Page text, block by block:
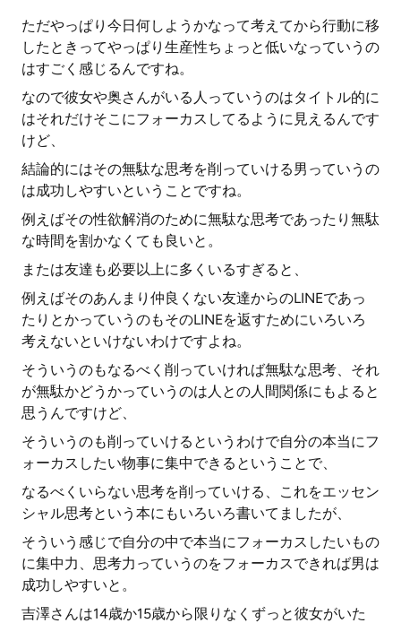
ただやっぱり今日何しようかなって考えてから行動に移
したときってやっぱり生産性ちょっと低いなっていうの
はすごく感じるんですね。
なので彼女や奥さんがいる人っていうのはタイトル的に
はそれだけそこにフォーカスしてるように見えるんです
けど、
結論的にはその無駄な思考を削っていける男っていうの
は成功しやすいということですね。
例えばその性欲解消のために無駄な思考であったり無駄
な時間を割かなくても良いと。
または友達も必要以上に多くいるすぎると、
例えばそのあんまり仲良くない友達からのLINEであっ
たりとかっていうのもそのLINEを返すためにいろいろ
考えないといけないわけですよね。
そういうのもなるべく削っていければ無駄な思考、それ
が無駄かどうかっていうのは人との人間関係にもよると
思うんですけど、
そういうのも削っていけるというわけで自分の本当にフ
ォーカスしたい物事に集中できるということで、
なるべくいらない思考を削っていける、これをエッセン
シャル思考という本にもいろいろ書いてましたが、
そういう感じで自分の中で本当にフォーカスしたいもの
に集中力、思考力っていうのをフォーカスできれば男は
成功しやすいと。
吉澤さんは14歳か15歳から限りなくずっと彼女がいた